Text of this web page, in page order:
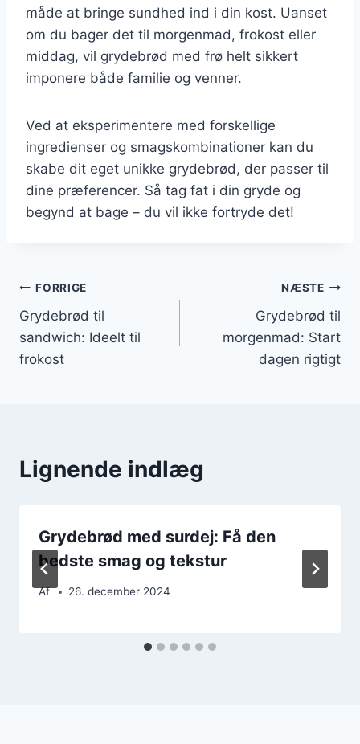
måde at bringe sundhed ind i din kost. Uanset
om du bager det til morgenmad, frokost eller
middag, vil grydebrød med frø helt sikkert
imponere både familie og venner.
Ved at eksperimentere med forskellige
ingredienser og smagskombinationer kan du
skabe dit eget unikke grydebrød, der passer til
dine præferencer. Så tag fat i din gryde og
begynd at bage – du vil ikke fortryde det!
Indlægsnavigation
FORRIGE
Grydebrød til
sandwich: Ideelt til
frokost
NÆSTE
Grydebrød til
morgenmad: Start
dagen rigtigt
Lignende indlæg
Grydebrød med surdej: Få den
bedste smag og tekstur
Af 26. december 2024